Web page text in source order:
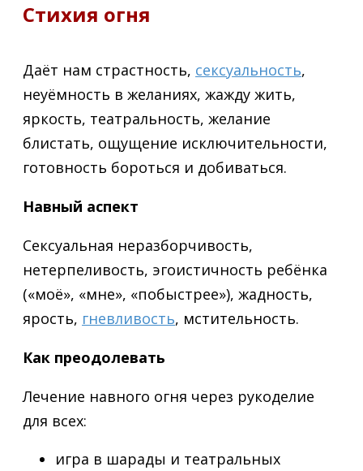
Стихия огня
Даёт нам страстность, сексуальность,
неуёмность в желаниях, жажду жить,
яркость, театральность, желание
блистать, ощущение исключительности,
готовность бороться и добиваться.
Навный аспект
Сексуальная неразборчивость,
нетерпеливость, эгоистичность ребёнка
(«моё», «мне», «побыстрее»), жадность,
ярость, гневливость, мстительность.
Как преодолевать
Лечение навного огня через рукоделие
для всех:
игра в шарады и театральных